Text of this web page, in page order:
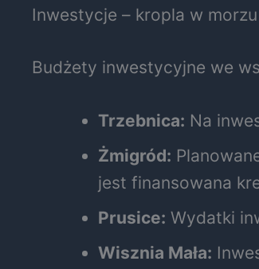
Inwestycje – kropla w
Budżety inwestycyjne we
Trzebnica: Na
Żmigród:
jest finansowana
Prusice: Wydatki
Wisznia Mała: